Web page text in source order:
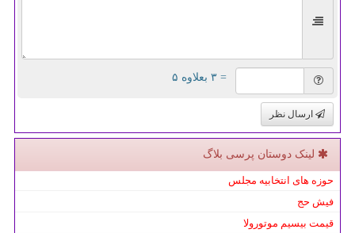
= ۳ بعلاوه ۵
ارسال نظر
لینک دوستان پرسی بلاگ
حوزه های انتخابیه مجلس
فیش حج
قیمت بیسیم موتورولا